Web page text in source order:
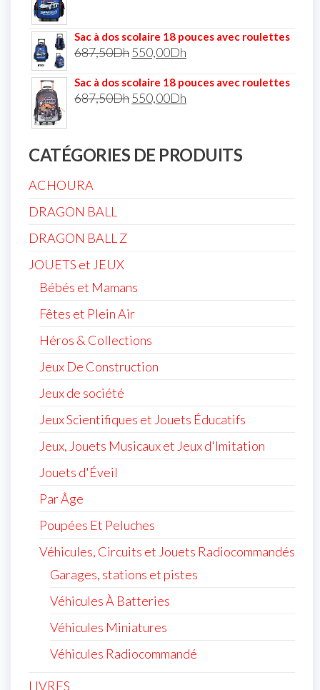
Sac à dos scolaire 18 pouces avec roulettes
687,50Dh550,00Dh
Sac à dos scolaire 18 pouces avec roulettes
687,50Dh550,00Dh
CATÉGORIES DE PRODUITS
ACHOURA
DRAGON BALL
DRAGON BALL Z
JOUETS et JEUX
Bébés et Mamans
Fêtes et Plein Air
Héros & Collections
Jeux De Construction
Jeux de société
Jeux Scientifiques et Jouets Éducatifs
Jeux, Jouets Musicaux et Jeux d'Imitation
Jouets d'Éveil
Par Âge
Poupées Et Peluches
Véhicules, Circuits et Jouets Radiocommandés
Garages, stations et pistes
Véhicules À Batteries
Véhicules Miniatures
Véhicules Radiocommandé
LIVRES